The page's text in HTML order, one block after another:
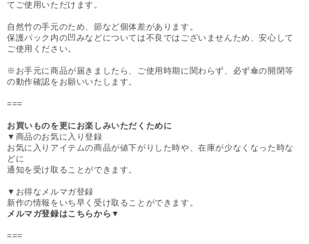
てご使用いただけます。
自然竹の手元のため、節など個体差があります。
保護パック内の凹みなどについては不良ではございませんため、安心して
ご使用ください。
※お手元に商品が届きましたら、ご使用時期に関わらず、必ず傘の開閉等
の動作確認をお願いいたします。
===
お買いものを更にお楽しみいただくために
▼商品のお気に入り登録
お気に入りアイテムの商品が値下がりした時や、在庫が少なくなった時な
どに
通知を受け取ることができます。
▼お得なメルマガ登録
新作の情報をいち早く受け取ることができます。
メルマガ登録はこちらから▼
===